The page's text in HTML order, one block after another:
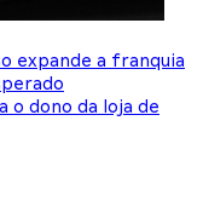
expande a franquia
o dono da loja de